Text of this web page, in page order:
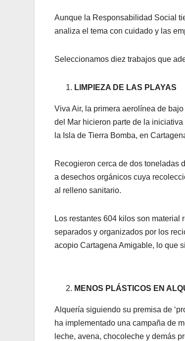
Aunque la Responsabilidad Social
analiza el tema con cuidado y las
Seleccionamos diez trabajos que
LIMPIEZA DE LAS PLAYAS
Viva Air, la primera aerolínea de
del Mar hicieron parte de la
la Isla de Tierra Bomba, en
Recogieron cerca de dos toneladas
a desechos orgánicos cuya
al relleno sanitario.
Los restantes 604 kilos son
separados y organizados por los
acopio Cartagena Amigable, lo que
MENOS PLÁSTICOS EN
Alquería siguiendo su premisa de
ha implementado una campaña de
leche, avena, chocoleche y demás